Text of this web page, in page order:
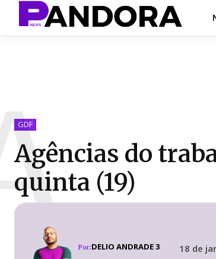
GDF
Agências do
quinta (19)
Por:DELIO ANDRADE 3 18 de